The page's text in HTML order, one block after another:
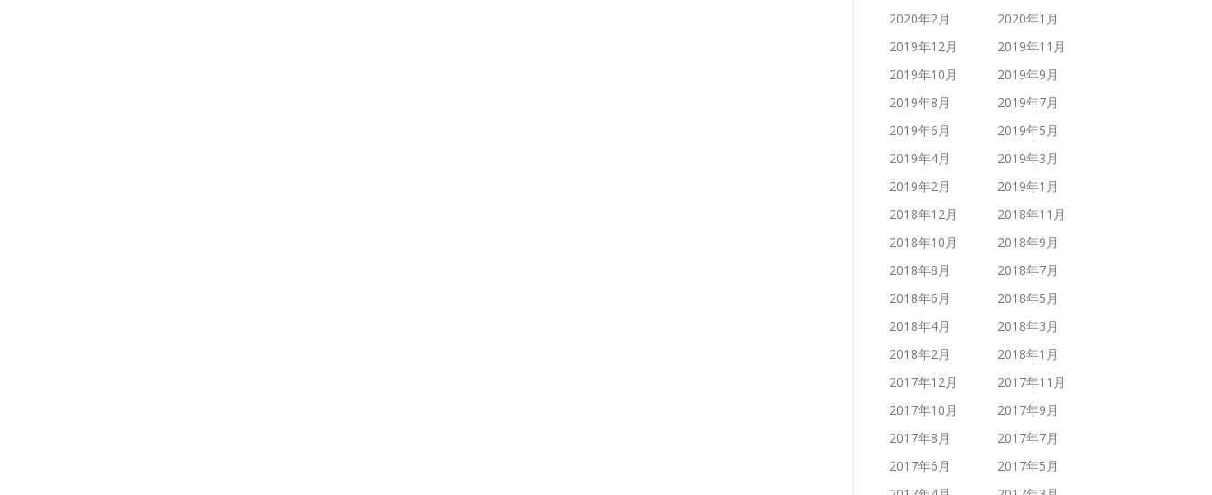
2020年2月
2020年1月
2019年12月
2019年11月
2019年10月
2019年9月
2019年8月
2019年7月
2019年6月
2019年5月
2019年4月
2019年3月
2019年2月
2019年1月
2018年12月
2018年11月
2018年10月
2018年9月
2018年8月
2018年7月
2018年6月
2018年5月
2018年4月
2018年3月
2018年2月
2018年1月
2017年12月
2017年11月
2017年10月
2017年9月
2017年8月
2017年7月
2017年6月
2017年5月